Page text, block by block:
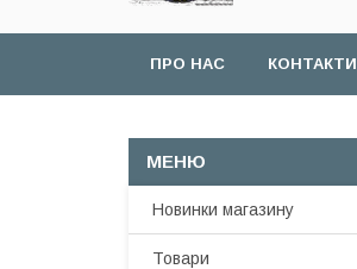
ПРО НАС КОНТАКТИ
Новинки магазину
Товари